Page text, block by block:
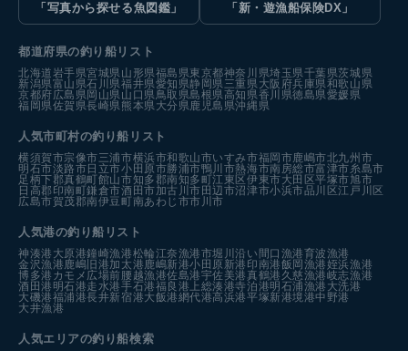
「写真から探せる魚図鑑」
「新・遊漁船保険DX」
都道府県の釣り船リスト
北海道岩手県宮城県山形県福島県東京都神奈川県埼玉県千葉県茨城県
新潟県富山県石川県福井県愛知県静岡県三重県大阪府兵庫県和歌山県
京都府広島県岡山県山口県鳥取県島根県高知県香川県徳島県愛媛県
福岡県佐賀県長崎県熊本県大分県鹿児島県沖縄県
人気市町村の釣り船リスト
横須賀市宗像市三浦市横浜市和歌山市いすみ市福岡市鹿嶋市北九州市
明石市淡路市 日立市小田原市勝浦市鴨川市熱海市南房総市富津市糸島市
足柄下郡真鶴町館山市知多郡南知多町江東区伊東市大田区平塚市旭市
日高郡印南町鎌倉市酒田市加古川市 田辺市沼津市小浜市品川区江戸川区
広島市賀茂郡南伊豆町南あわじ市市川市
人気港の釣り船リスト
神湊港 大原港鐘崎漁港松輪江奈漁港市堀川沿い 間口漁港育波漁港
金沢漁港鹿嶋旧港加太港鹿嶋新港小田原新港 印南港飯岡漁港姪浜漁港
博多港カモメ広場前 腰越漁港佐島港宇佐美港真鶴港 久慈漁港岐志漁港
酒田港 明石港走水港手石港福良港 上総湊港寺泊港明石浦漁港 大洗港
大磯港福浦港長井新宿港大飯港網代港高浜港平塚新港境港中野港
大井漁港
人気エリアの釣り船検索